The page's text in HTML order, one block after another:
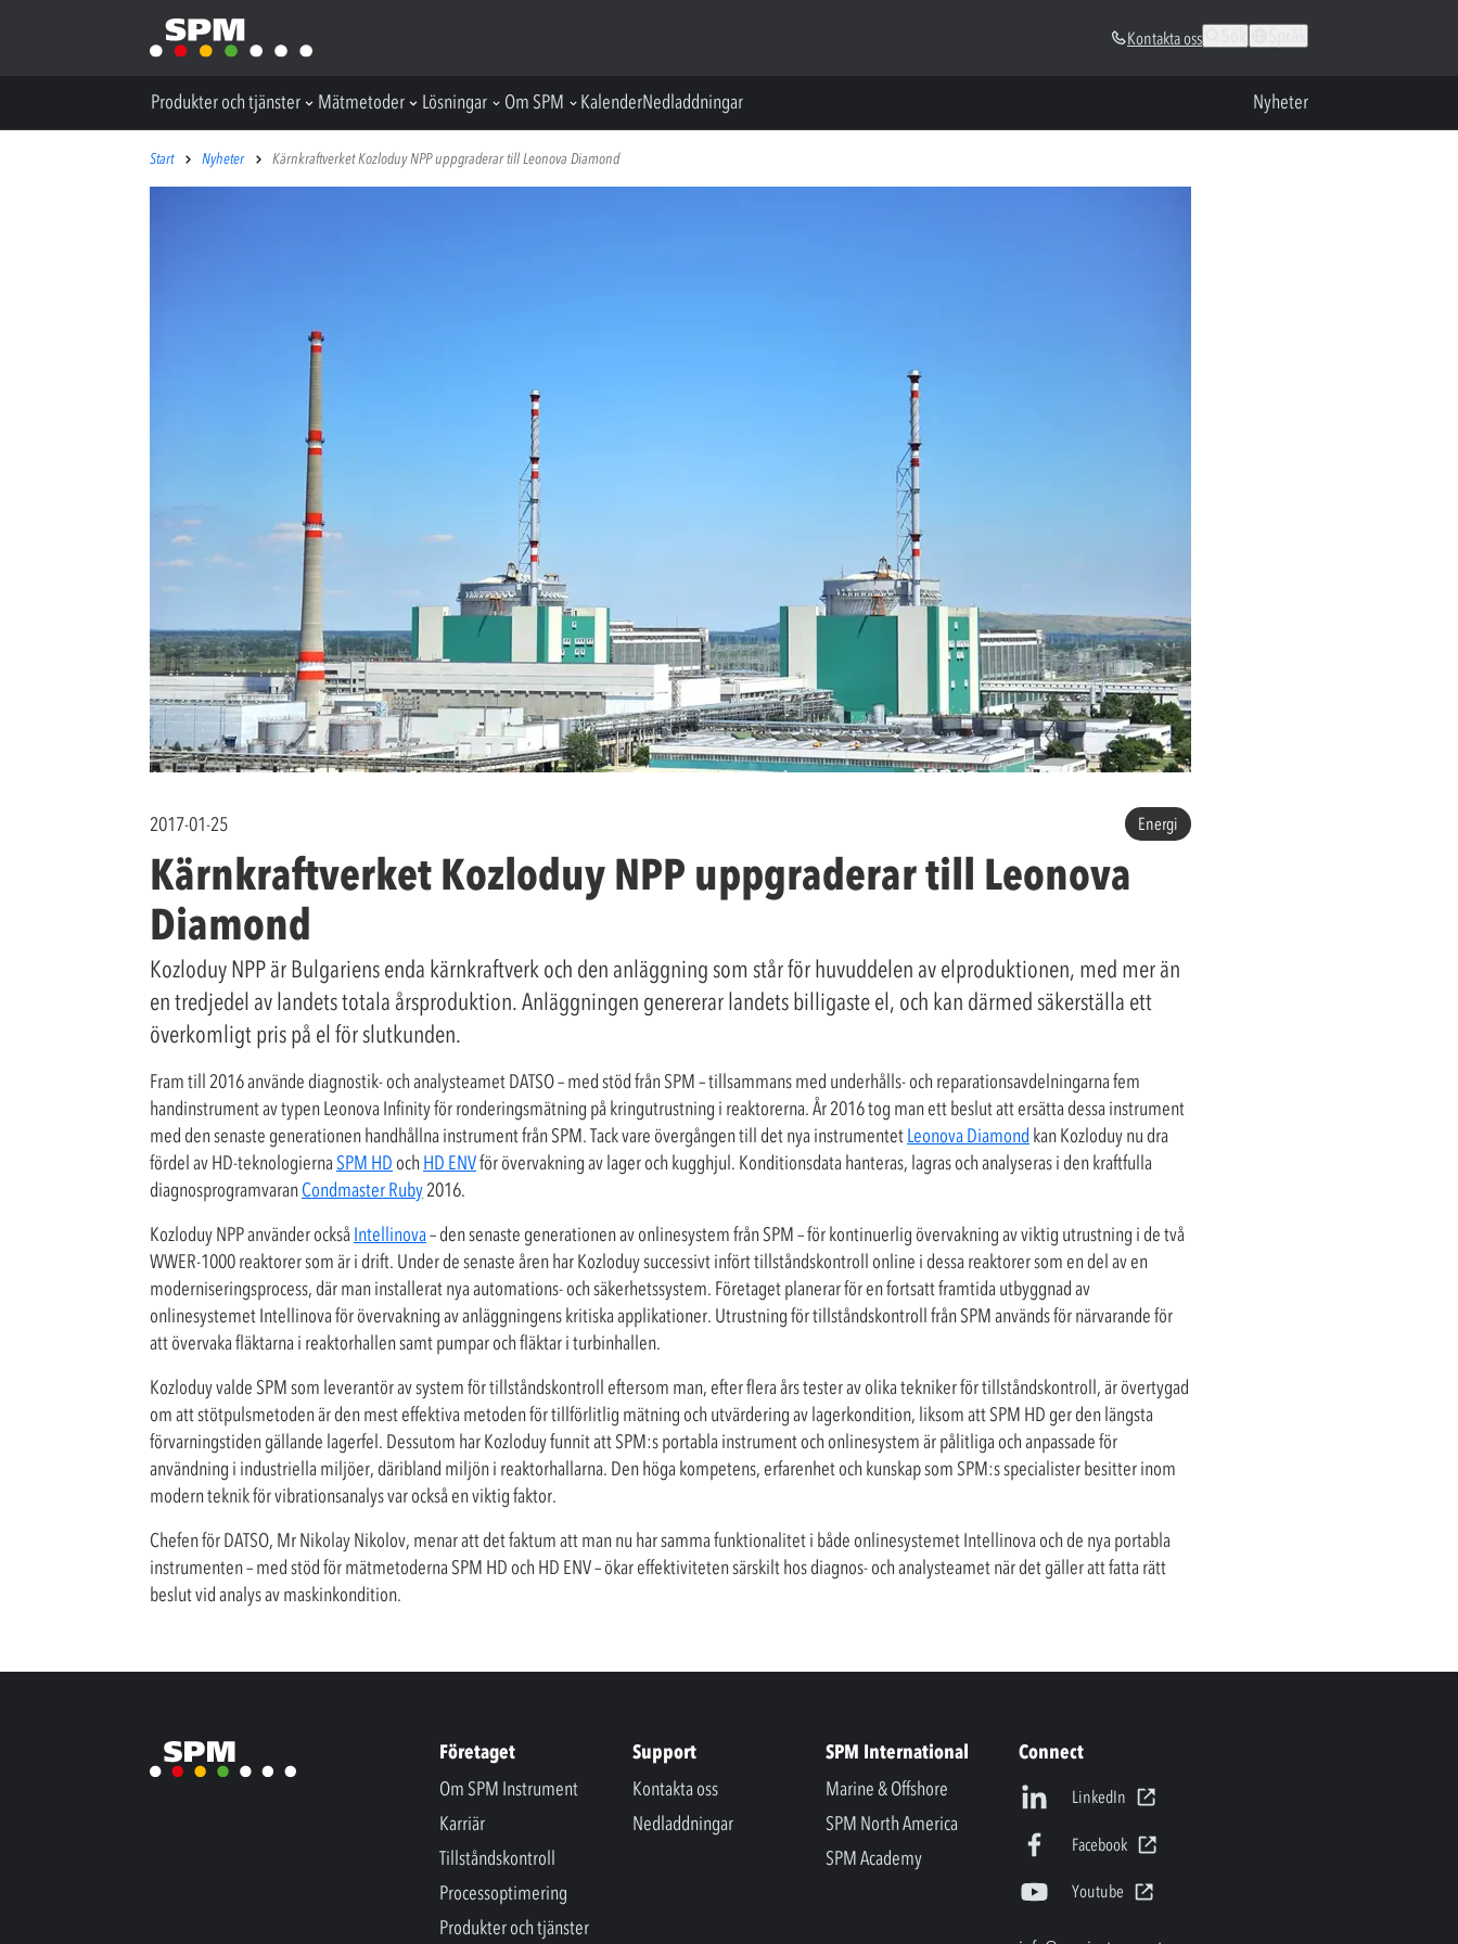
Kontakta oss
Produkter och tjänster Mätmetoder Lösningar Om SPM KalenderNedladdningar Nyheter
Start Nyheter Kärnkraftverket Kozloduy NPP uppgraderar till Leonova Diamond
2017-01-25 Energi
Kärnkraftverket Kozloduy NPP uppgraderar till Leonova
Diamond
Kozloduy NPP är Bulgariens enda kärnkraftverk och den anläggning som står för huvuddelen av elproduktionen, med mer än
en tredjedel av landets totala årsproduktion. Anläggningen genererar landets billigaste el, och kan därmed säkerställa ett
överkomligt pris på el för slutkunden.
Fram till 2016 använde diagnostik- och analysteamet DATSO – med stöd från SPM – tillsammans med underhålls- och reparationsavdelningarna fem
handinstrument av typen Leonova Infinity för ronderingsmätning på kringutrustning i reaktorerna. År 2016 tog man ett beslut att ersätta dessa instrument
med den senaste generationen handhållna instrument från SPM. Tack vare övergången till det nya instrumentetLeonova Diamond kan Kozloduy nu dra
fördel av HD-teknologiernaSPM HDoch HD ENVför övervakning av lager och kugghjul. Konditionsdata hanteras, lagras och analyseras i den kraftfulla
diagnosprogramvaranCondmaster Ruby2016.
Kozloduy NPP använder ocksåIntellinova– den senaste generationen av onlinesystem från SPM – för kontinuerlig övervakning av viktig utrustning i de två
WWER-1000 reaktorer som är i drift. Under de senaste åren har Kozloduy successivt infört tillståndskontroll online i dessa reaktorer som en del av en
moderniseringsprocess, där man installerat nya automations- och säkerhetssystem. Företaget planerar för en fortsatt framtida utbyggnad av
onlinesystemet Intellinova för övervakning av anläggningens kritiska applikationer. Utrustning för tillståndskontroll från SPM används för närvarande för
att övervaka fläktarna i reaktorhallen samt pumpar och fläktar i turbinhallen.
Kozloduy valde SPM som leverantör av system för tillståndskontroll eftersom man, efter flera års tester av olika tekniker för tillståndskontroll, är övertygad
om att stötpulsmetoden är den mest effektiva metoden för tillförlitlig mätning och utvärdering av lagerkondition, liksom att SPM HD ger den längsta
förvarningstiden gällande lagerfel. Dessutom har Kozloduy funnit att SPM:s portabla instrument och onlinesystem är pålitliga och anpassade för
användning i industriella miljöer, däribland miljön i reaktorhallarna. Den höga kompetens, erfarenhet och kunskap som SPM:s specialister besitter inom
modern teknik för vibrationsanalys var också en viktig faktor.
Chefen för DATSO, Mr Nikolay Nikolov, menar att det faktum att man nu har samma funktionalitet i både onlinesystemet Intellinova och de nya portabla
instrumenten – med stöd för mätmetoderna SPM HD och HD ENV – ökar effektiviteten särskilt hos diagnos- och analysteamet när det gäller att fatta rätt
beslut vid analys av maskinkondition.
Företaget
Om SPM Instrument
Karriär
Tillståndskontroll
Processoptimering
Produkter och tjänster
Support
Kontakta oss
Nedladdningar
SPM International
Marine & Offshore
SPM North America
SPM Academy
Connect
LinkedIn
Facebook
Youtube